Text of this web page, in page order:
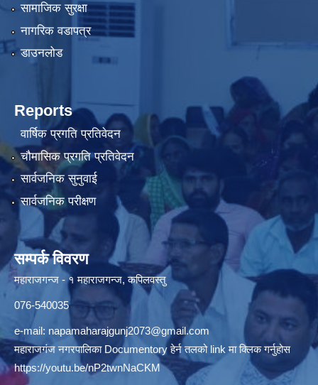
सामाजिक सुरक्षा
नागरिक वडापत्र
डाउनलोड
Reports
वार्षिक प्रगति प्रतिवेदन
चौमासिक प्रगति प्रतिवेदन
सार्वजनिक सुनुवाई
सार्वजनिक परीक्षण
सम्पर्क विवरण
महाराजगन्ज - १ महाराजगन्ज, कपिलवस्तु
076-540035
e-mail: napamaharajgunj2073@gmail.com
महाराजगंज नगरपालिका Documentory हेर्न तलको link मा क्लिक गर्नुहोस
https://youtu.be/nP2twnNaCKM